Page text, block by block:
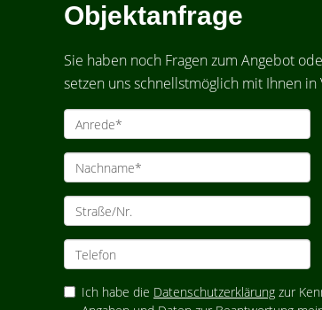
Objektanfrage
Sie haben noch Fragen zum Angebot
setzen uns schnellstmöglich mit Ihnen in
Ich habe die Datenschutzerklärung zur